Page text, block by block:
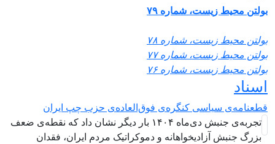
شماره ۷۹
شماره ۷۸
شماره ۷۷
شماره ۷۶
کنگره‌ی فوق‌العاده‌ی حزب چپ ایران
تجربه‌ی جنبش دی‌ماه ۱۴۰۴ بار دیگر نشان داد که نقطه‌ی ضعف
و دموکراتیک مردم ایران، فقدان